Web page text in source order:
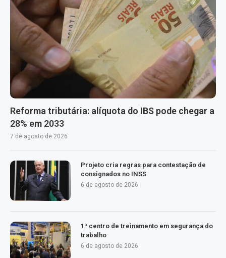
Reforma tributária: alíquota do IBS pode chegar a
28% em 2033
7 de agosto de 2026
Projeto cria regras para contestação de
consignados no INSS
6 de agosto de 2026
1º centro de treinamento em segurança do
trabalho
6 de agosto de 2026